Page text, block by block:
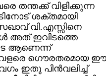
തന്തക്ക്‌ വിളിക്കുന്ന
ശക്തമായി
വി.എസ്സിനെ
അത്‌ ഇവിടത്തെ
ആണെന്ന്
ഗൌരതരമായ ഈ
ഇതു പിന്‍വലിച്ച്‌